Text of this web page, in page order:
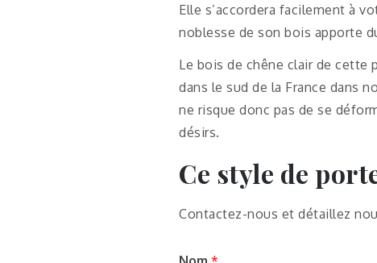
Elle s’accordera facilement à
noblesse de son bois apporte
Le bois de chêne clair de cette
dans le sud de la France dans
ne risque donc pas de se
désirs.
Ce style de
Contactez-nous et détaillez